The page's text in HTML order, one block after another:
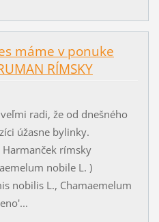
máme v ponuke
RÍMSKY
radi, že od dnešného
úžasne bylinky.
rímsky
nobile L. )
nobilis L., Chamaemelum